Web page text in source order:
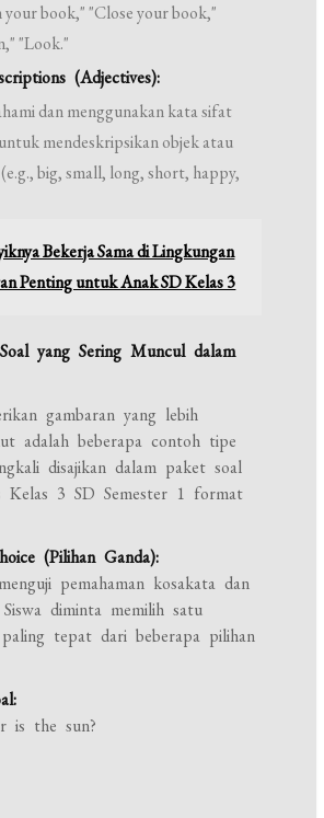
your book," "Close your book,"
"Look."
(Adjectives):
dan menggunakan kata sifat
mendeskripsikan objek atau
big, small, long, short, happy,
Bekerja Sama di Lingkungan
Penting untuk Anak SD Kelas 3
yang Sering Muncul dalam
gambaran yang lebih
adalah beberapa contoh tipe
disajikan dalam paket soal
Kelas 3 SD Semester 1 format
(Pilihan Ganda):
pemahaman kosakata dan
diminta memilih satu
tepat dari beberapa pilihan
is the sun?